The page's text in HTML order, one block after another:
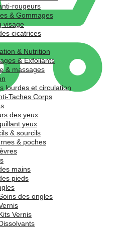
rougeurs
& Gommages
visage
cicatrices
& Nutrition
& Exfoliants
& massages
lourdes et circulation
Taches Corps
des yeux
yeux
& sourcils
& poches
mains
pieds
des ongles
Vernis